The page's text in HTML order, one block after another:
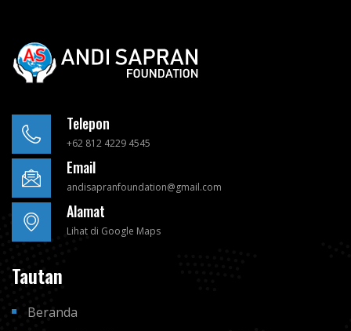
Telepon
+62 812 4229 4545
Email
andisapranfoundation@gmail.com
Alamat
Lihat di Google Maps
Tautan
Beranda